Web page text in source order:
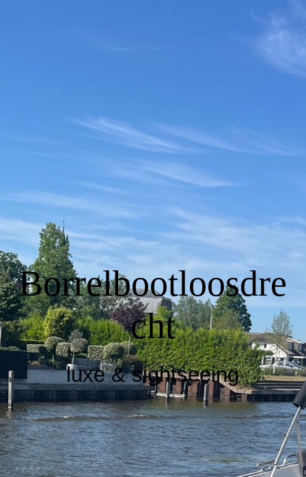
Borrelbootloosdre
cht
luxe & sightseeing
KOSTEN
RESERVERINGS AANVRAAG
OVER ONS
PREVIEW
CONTACT